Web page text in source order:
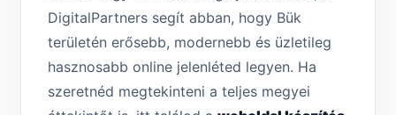
DigitalPartners segít abban, hogy Bük
területén erősebb, modernebb és üzletileg
hasznosabb online jelenléted legyen. Ha
szeretnéd megtekinteni a teljes megyei